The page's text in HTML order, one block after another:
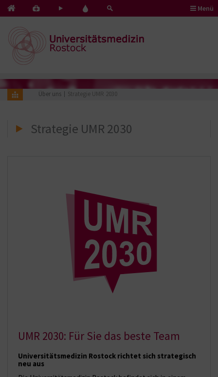
Kontakt
Notfälle
Pflege
Herz
Blut
Menü
Über uns Strategie UMR 2030
Strategie UMR 2030
UMR 2030: Für Sie das beste Team
Universitätsmedizin Rostock richtet sich strategisch
neu aus